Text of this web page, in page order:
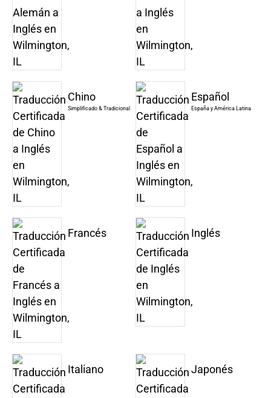
Chino
Simplificado & Tradicional
Español
España y América Latina
Francés Inglés
Italiano Japonés